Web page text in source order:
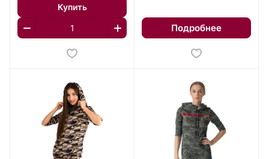
Купить
Подробнее